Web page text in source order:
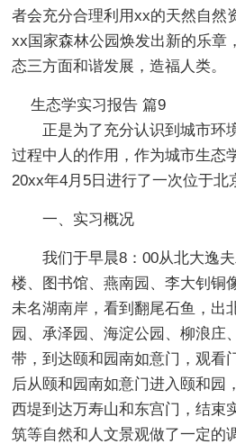
者会充分合理利用xx的天然自然
xx国家森林公园焕发出新的乐章
态三方面和谐发展，造福人类。
生态学实习报告 篇9
正是为了充分认识到城市环
过程中人的作用，作为城市生态
20xx年4月5日进行了一次位于北
一、实习概况
我们于早晨8：00从北大逸
楼、图书馆、燕南园、李大钊铜
未名湖南岸，看到翻尾石鱼，出
园、承泽园、海淀公园、柳浪庄
带，到达颐和园南如意门，观看
后从颐和园南如意门进入颐和园
西堤到达万寿山和东宫门，结束
筑等自然和人文景观做了一定的